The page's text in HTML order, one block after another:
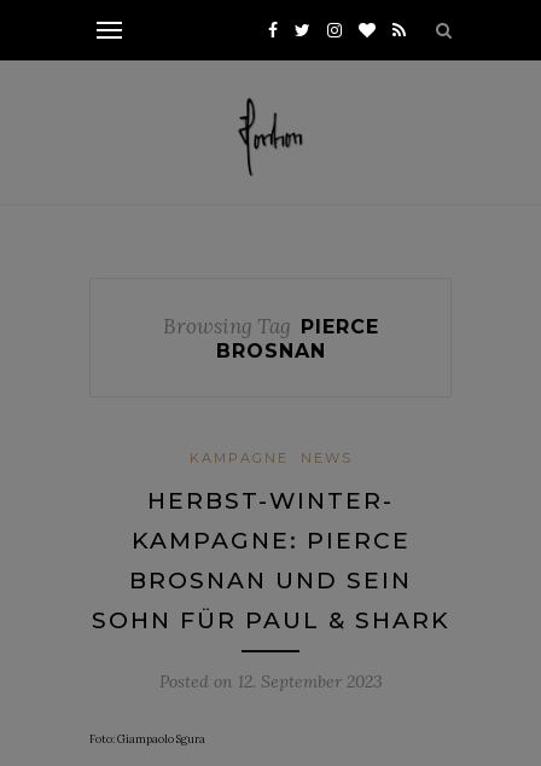
Browsing Tag PIERCE
BROSNAN
KAMPAGNE NEWS
HERBST-WINTER-
KAMPAGNE: PIERCE
BROSNAN UND SEIN
SOHN FÜR PAUL & SHARK
Posted on 12. September 2023
Foto: Giampaolo Sgura